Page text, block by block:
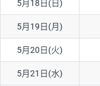
ソ/円は10万通貨単位。
5月18日(日)
5月19日(月)
5月20日(火)
5月21日(水)